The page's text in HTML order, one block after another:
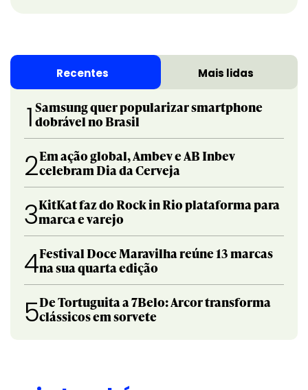
Recentes Mais lidas
1 Samsung quer popularizar smartphone
dobrável no Brasil
2Em ação global, Ambev e AB Inbev
celebram Dia da Cerveja
3KitKat faz do Rock in Rio plataforma para
marca e varejo
4Festival Doce Maravilha reúne 13 marcas
na sua quarta edição
5De Tortuguita a 7Belo: Arcor transforma
clássicos em sorvete